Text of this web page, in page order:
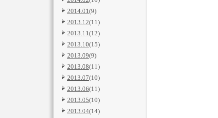
2014.01(9)
2013.12(11)
2013.11(12)
2013.10(15)
2013.09(9)
2013.08(11)
2013.07(10)
2013.06(11)
2013.05(10)
2013.04(14)